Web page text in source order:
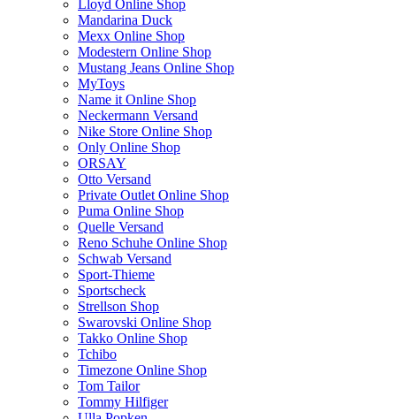
Lloyd Online Shop
Mandarina Duck
Mexx Online Shop
Modestern Online Shop
Mustang Jeans Online Shop
MyToys
Name it Online Shop
Neckermann Versand
Nike Store Online Shop
Only Online Shop
ORSAY
Otto Versand
Private Outlet Online Shop
Puma Online Shop
Quelle Versand
Reno Schuhe Online Shop
Schwab Versand
Sport-Thieme
Sportscheck
Strellson Shop
Swarovski Online Shop
Takko Online Shop
Tchibo
Timezone Online Shop
Tom Tailor
Tommy Hilfiger